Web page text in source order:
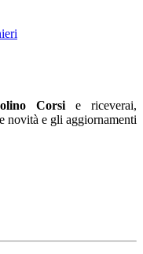
Corsie riceverai,
novità e gli aggiornamenti